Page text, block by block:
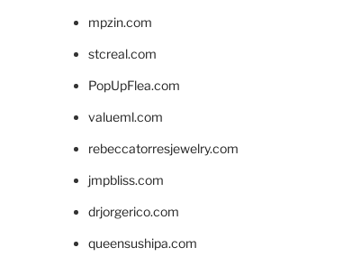
mpzin.com
stcreal.com
PopUpFlea.com
valueml.com
rebeccatorresjewelry.com
jmpbliss.com
drjorgerico.com
queensushipa.com